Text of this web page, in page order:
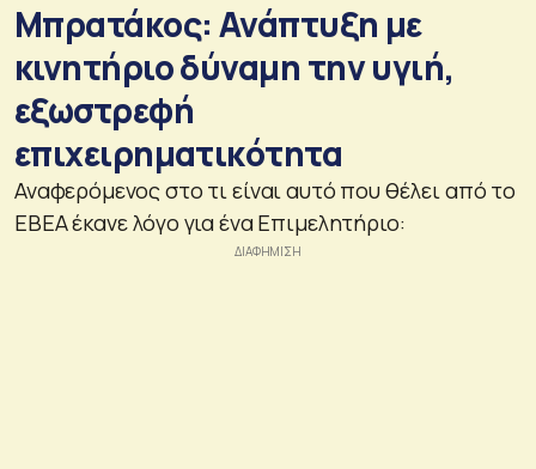
Μπρατάκος: Ανάπτυξη με
κινητήριο δύναμη την υγιή,
εξωστρεφή
επιχειρηματικότητα
Αναφερόμενος στο τι είναι αυτό που θέλει από το
ΕΒΕΑ έκανε λόγο για ένα Επιμελητήριο: